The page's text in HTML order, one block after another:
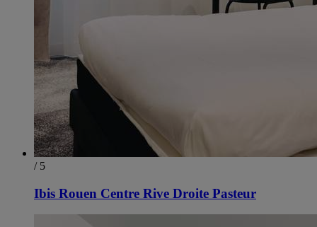
/ 5
Ibis Rouen Centre Rive Droite Pasteur